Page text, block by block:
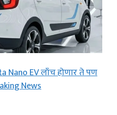
Nano EV लाँच होणार ते पण
News